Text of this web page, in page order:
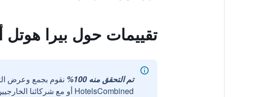
تقييمات حول بيرا هوتل
تم التحقق منه 100%
نقوم بجمع وعرض
HotelsCombined أو مع شركائنا الخارجيين الموثوقين.